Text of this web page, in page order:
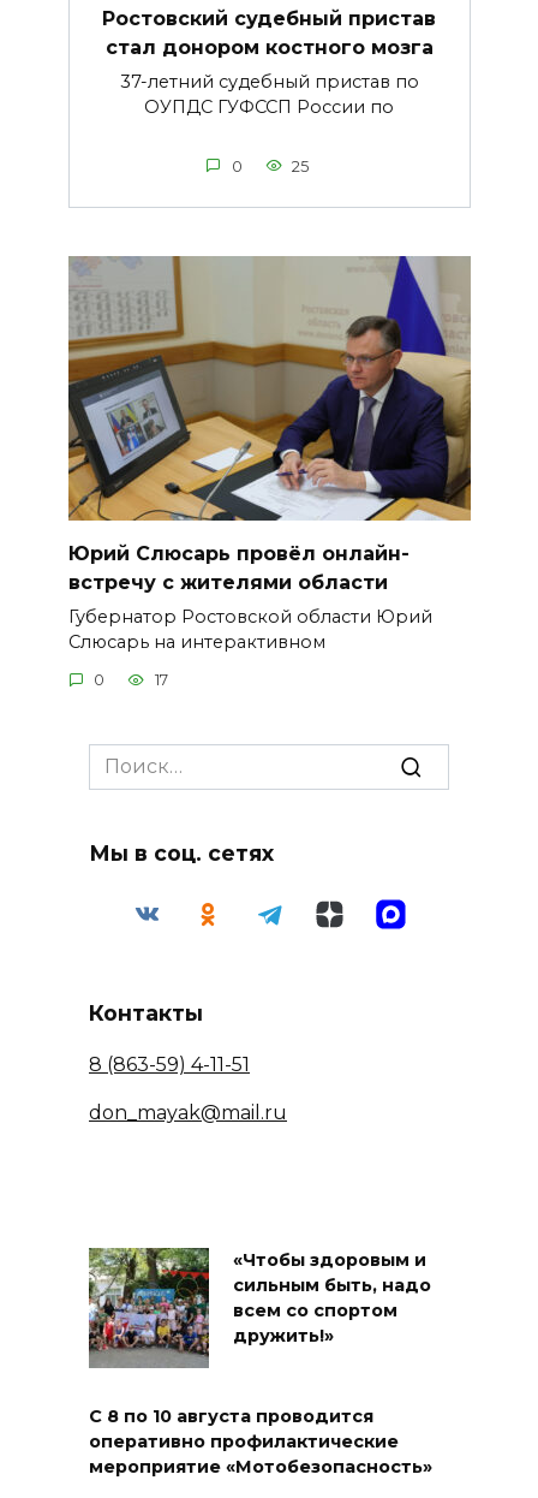
Ростовский судебный пристав
стал донором костного мозга
37-летний судебный пристав по
ОУПДС ГУФССП России по
0 25
Юрий Слюсарь провёл онлайн-
встречу с жителями области
Губернатор Ростовской области Юрий
Слюсарь на интерактивном
0 17
Search
for:
Мы в соц. сетях
Контакты
8 (863-59) 4-11-51
don_mayak@mail.ru
«Чтобы здоровым и
сильным быть, надо
всем со спортом
дружить!»
С 8 по 10 августа проводится
оперативно профилактические
мероприятие «Мотобезопасность»